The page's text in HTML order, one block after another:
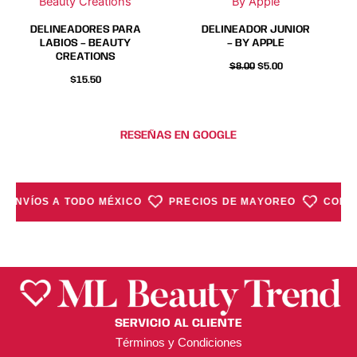
pueden
elegir
en
la
página
DELINEADORES PARA
LABIOS – BEAUTY
CREATIONS
$15.50
pueden
elegir
en
la
página
pueden
elegir
en
la
DELINEADOR JUNIOR
– BY APPLE
$8.00 $5.00
elegir
en
la
RESEÑAS EN GOOGLE
ENVÍOS A TODO MÉXICO PRECIOS DE MAYOREO
SERVICIO AL CLIENTE
Términos y Condiciones